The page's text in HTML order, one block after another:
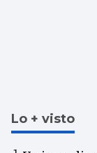
Lo + visto